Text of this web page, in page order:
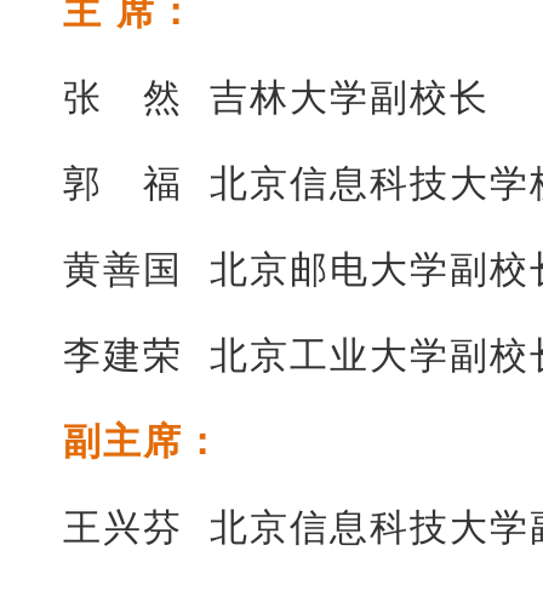
主 席：
张 然 吉林大学副校长
郭 福 北京信息科技大
黄善国 北京邮电大学副校
李建荣 北京工业大学副校
副主席：
王兴芬 北京信息科技